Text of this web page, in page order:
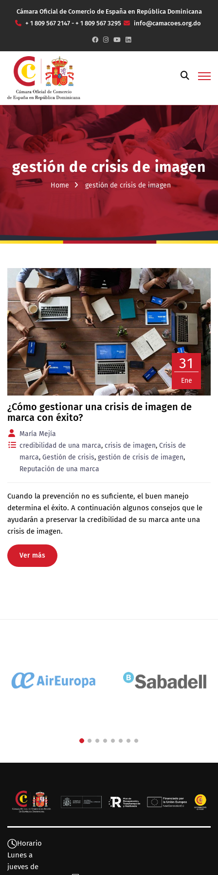
Cámara Oficial de Comercio de España en República Dominicana
+ 1 809 567 2147 - + 1 809 567 3295
info@camacoes.org.do
gestión de crisis de imagen
Home gestión de crisis de imagen
31
Ene
¿Cómo gestionar una crisis de imagen de
marca con éxito?
María Mejía
credibilidad de una marca, crisis de imagen, Crisis de
marca, Gestión de crisis, gestión de crisis de imagen,
Reputación de una marca
Cuando la prevención no es suficiente, el buen manejo
determina el éxito. A continuación algunos consejos que le
ayudarán a preservar la credibilidad de su marca ante una
crisis de imagen.
Ver más
Horario
Lunes a
jueves de